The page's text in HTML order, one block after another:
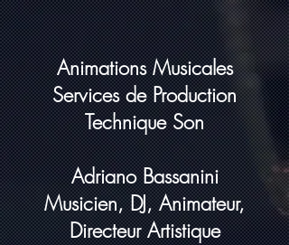
Animations Musicales
Services de Production
Technique Son
Adriano Bassanini
Musicien, DJ, Animateur,
Directeur Artistique